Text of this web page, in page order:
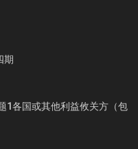
期
1各国或其他利益攸关方（包